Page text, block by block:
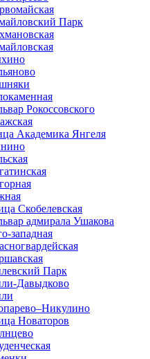
Парк
Рокоссовского
Академика Янгеля
Скобелевская
адмирала Ушакова
западная
Парк
Давыдково
Новаторов